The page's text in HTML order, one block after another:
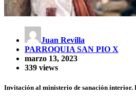
Juan Revilla
PARROQUIA SAN PIO X
marzo 13, 2023
339 views
Invitación al ministerio de sanación interior.